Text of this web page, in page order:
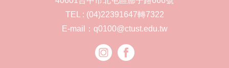
TEL : (04)22391647轉7322
E-mail：q0100@ctust.edu.tw